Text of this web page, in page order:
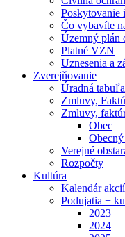
Poskytovanie
Čo vybavíte
Územný plán
Platné VZN
Uznesenia a
Zverejňovanie
Úradná tabuľa
Zmluvy,
Zmluvy,
Obec
Verejné
Rozpočty
Kultúra
Kalendár akcií
Podujatia +
2023
2024